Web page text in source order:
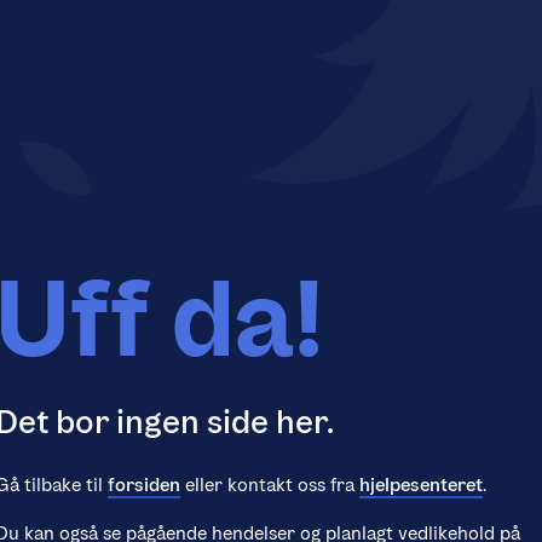
da!
bor ingen side her.
tilbake til forsiden eller kontakt oss fra hjelpesenteret.
kan også se pågående hendelser og planlagt vedlikehold på